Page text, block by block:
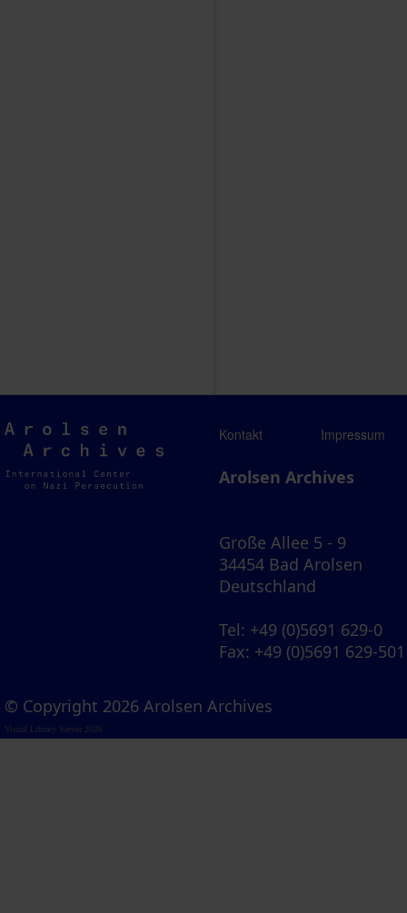
Arolsen
Archives
Kontakt Impressum
Arolsen Archives
Große Allee 5 - 9
34454 Bad Arolsen
Deutschland
Tel: +49 (0)5691 629-0
Fax: +49 (0)5691 629-501
© Copyright 2026 Arolsen Archives
Visual Library Server 2026